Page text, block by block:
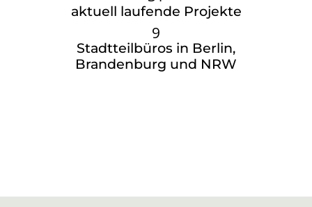
aktuell laufende Projekte
9
Stadtteilbüros in Berlin,
Brandenburg und NRW